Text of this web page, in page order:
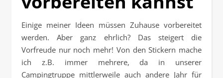
Einige meiner Ideen müssen Zuhause vorbereitet
werden. Aber ganz ehrlich? Das steigert die
Vorfreude nur noch mehr! Von den Stickern mache
ich z.B. immer mehrere, da in unserer
Campingtruppe mittlerweile auch andere Jahr für